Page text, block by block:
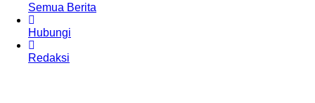
Semua Berita
Hubungi
Redaksi